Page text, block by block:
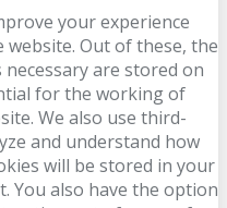
your experience
Out of these, the
are stored on
for the working of
We also use third-
and understand how
will be stored in your
You also have the option